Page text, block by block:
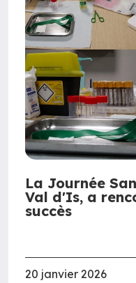
La Journée
Val d'Is, a
succès
20 janvier 2026